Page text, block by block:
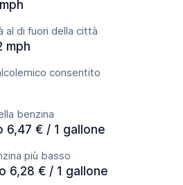
al di fuori della città
mph
consentito
benzina
6,47 € / 1 gallone
più basso
6,28 € / 1 gallone